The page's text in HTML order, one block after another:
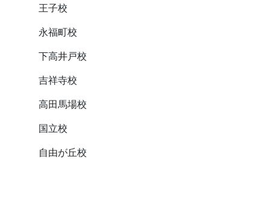
王子校
永福町校
下高井戸校
吉祥寺校
高田馬場校
国立校
自由が丘校